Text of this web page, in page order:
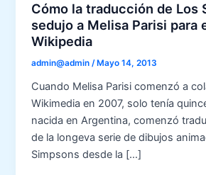
Cómo la traducción de Los
sedujo a Melisa Parisi para
Wikipedia
admin@admin/ Mayo 14, 2013
Cuando Melisa Parisi comenzó a
Wikimedia en 2007, solo tenía
nacida en Argentina, comenzó
de la longeva serie de dibujos
Simpsons desde la […]